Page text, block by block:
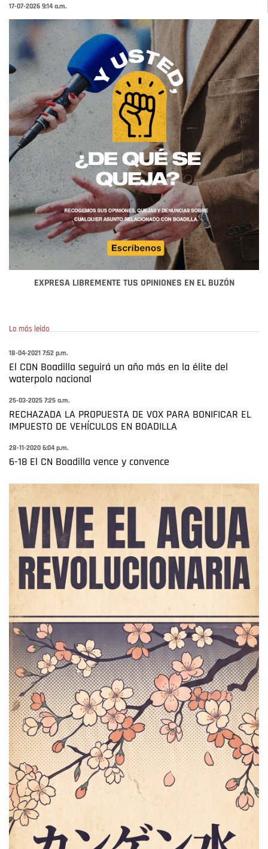
17-07-2026 9:14 a.m.
EXPRESA LIBREMENTE TUS OPINIONES EN EL BUZÓN
Lo más leído
18-04-2021 7:52 p.m.
El CDN Boadilla seguirá un año más en la élite del
waterpolo nacional
25-03-2025 7:25 a.m.
RECHAZADA LA PROPUESTA DE VOX PARA BONIFICAR EL
IMPUESTO DE VEHÍCULOS EN BOADILLA
28-11-2020 6:04 p.m.
6-18 El CN Boadilla vence y convence